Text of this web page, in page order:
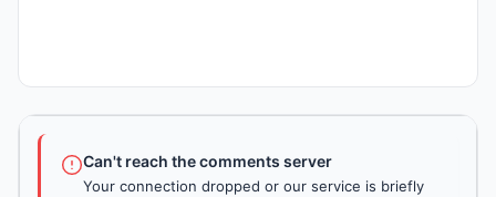
Can't reach the comments server
Your connection dropped or our service is briefly